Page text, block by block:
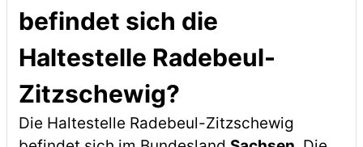
befindet sich die
Haltestelle Radebeul-
Zitzschewig?
Die Haltestelle Radebeul-Zitzschewig